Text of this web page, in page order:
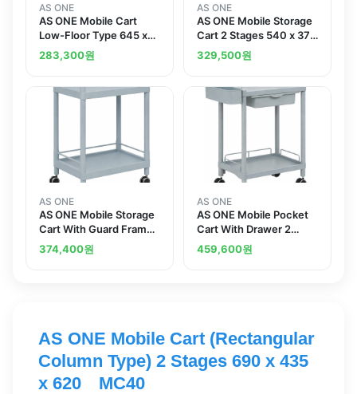
AS ONE
AS ONE Mobile Cart
Low-Floor Type 645 x
447 x 492 Pink MC20
283,300원
AS ONE
AS ONE Mobile Storage
Cart 2 Stages 540 x 370
x 841 With Guard Frame
MSO11E
329,500원
AS ONE
AS ONE Mobile Storage
Cart With Guard Frame
2 Stages 651 x 447 x
830 MSO21E
374,400원
AS ONE
AS ONE Mobile Pocket
Cart With Drawer 2
Stages 650 x 410 x 838
MP61AG
459,600원
AS ONE Mobile Cart (Rectangular
Column Type) 2 Stages 690 x 435
x 620 MC40